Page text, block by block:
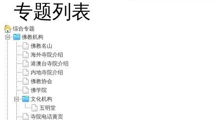
专题列表
综合专题
佛教机构
佛教名山
海外寺院介绍
港澳台寺院介绍
内地寺院介绍
佛教协会
佛学院
文化机构
五明堂
寺院电话黄页